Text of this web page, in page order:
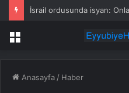
Menü
Anasayfa / Haber